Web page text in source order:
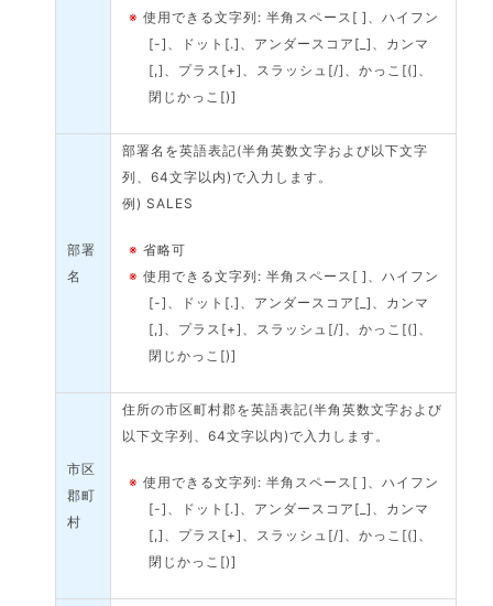
※使用できる文字列: 半角スペース[ ]、ハイフン
[-]、ドット[.]、アンダースコア[_]、カンマ
[,]、プラス[+]、スラッシュ[/]、かっこ[(]、
閉じかっこ[)]
部署
名
部署名を英語表記(半角英数文字および以下文字
列、64文字以内)で入力します。
例) SALES
※省略可
※使用できる文字列: 半角スペース[ ]、ハイフン
[-]、ドット[.]、アンダースコア[_]、カンマ
[,]、プラス[+]、スラッシュ[/]、かっこ[(]、
閉じかっこ[)]
市区
郡町
村
住所の市区町村郡を英語表記(半角英数文字および
以下文字列、64文字以内)で入力します。
※使用できる文字列: 半角スペース[ ]、ハイフン
[-]、ドット[.]、アンダースコア[_]、カンマ
[,]、プラス[+]、スラッシュ[/]、かっこ[(]、
閉じかっこ[)]